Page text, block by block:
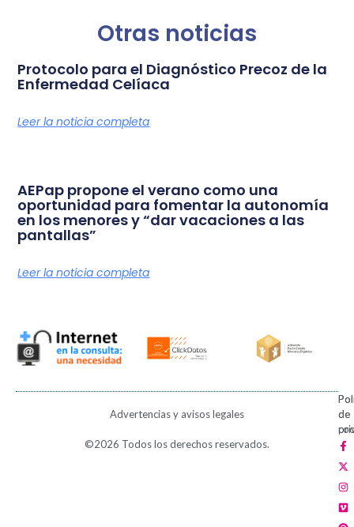
Otras noticias
Protocolo para el Diagnóstico Precoz de la
Enfermedad Celíaca
Leer la noticia completa
AEPap propone el verano como una
oportunidad para fomentar la autonomía
en los menores y “dar vacaciones a las
pantallas”
Leer la noticia completa
Advertencias y avisos legales
de
de
©2026 Todos los derechos reservados.
F
a
c
e
b
o
o
k
-
X
-
t
w
i
t
t
e
r
I
n
s
t
a
g
r
a
m
V
i
m
e
o
P
i
n
t
e
r
e
s
t